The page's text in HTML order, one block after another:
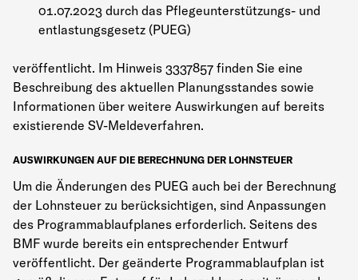
01.07.2023 durch das Pflegeunterstützungs- und
entlastungsgesetz (PUEG)
veröffentlicht. Im Hinweis 3337857 finden Sie eine
Beschreibung des aktuellen Planungsstandes sowie
Informationen über weitere Auswirkungen auf bereits
existierende SV-Meldeverfahren.
AUSWIRKUNGEN AUF DIE BERECHNUNG DER LOHNSTEUER
Um die Änderungen des PUEG auch bei der Berechnung
der Lohnsteuer zu berücksichtigen, sind Anpassungen
des Programmablaufplanes erforderlich. Seitens des
BMF wurde bereits ein entsprechender Entwurf
veröffentlicht. Der geänderte Programmablaufplan ist